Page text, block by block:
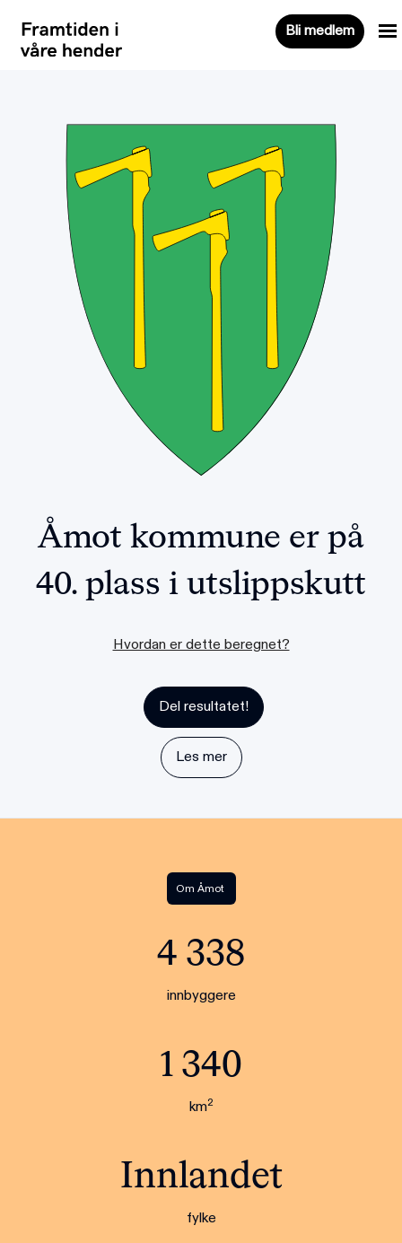
Bli medlem
Åmot kommune er på
40. plass i utslippskutt
Hvordan er dette beregnet?
Del resultatet!
Les mer
Om Åmot
4 338
innbyggere
1 340
km2
Innlandet
fylke